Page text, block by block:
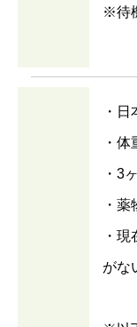
※待
・
・
・3
・
・
がな